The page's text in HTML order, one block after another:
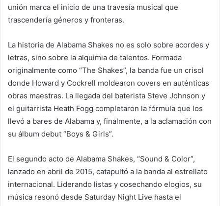
unión marca el inicio de una travesía musical que
trascendería géneros y fronteras.
La historia de Alabama Shakes no es solo sobre acordes y
letras, sino sobre la alquimia de talentos. Formada
originalmente como “The Shakes”, la banda fue un crisol
donde Howard y Cockrell moldearon covers en auténticas
obras maestras. La llegada del baterista Steve Johnson y
el guitarrista Heath Fogg completaron la fórmula que los
llevó a bares de Alabama y, finalmente, a la aclamación con
su álbum debut “Boys & Girls”.
El segundo acto de Alabama Shakes, “Sound & Color”,
lanzado en abril de 2015, catapultó a la banda al estrellato
internacional. Liderando listas y cosechando elogios, su
música resonó desde Saturday Night Live hasta el